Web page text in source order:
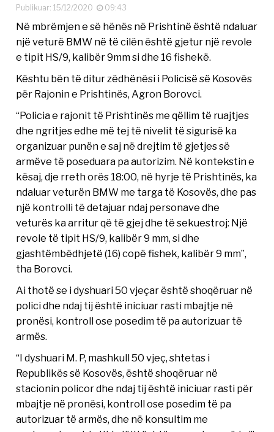
Publikuar: 15/12/2020
09:43
Në mbrëmjen e së hënës në Prishtinë është ndaluar
një veturë BMW në të cilën është gjetur një revole
e tipit HS/9, kalibër 9mm si dhe 16 fishekë.
Kështu bën të ditur zëdhënësi i Policisë së Kosovës
për Rajonin e Prishtinës, Agron Borovci.
“Policia e rajonit të Prishtinës me qëllim të ruajtjes
dhe ngritjes edhe më tej të nivelit të sigurisë ka
organizuar punën e saj në drejtim të gjetjes së
armëve të poseduara pa autorizim. Në kontekstin e
kësaj, dje rreth orës 18:00, në hyrje të Prishtinës, ka
ndaluar veturën BMW me targa të Kosovës, dhe pas
një kontrolli të detajuar ndaj personave dhe
veturës ka arritur që të gjej dhe të sekuestroj: Një
revole të tipit HS/9, kalibër 9 mm, si dhe
gjashtëmbëdhjetë (16) copë fishek, kalibër 9 mm”,
tha Borovci.
Ai thotë se i dyshuari 50 vjeçar është shoqëruar në
polici dhe ndaj tij është iniciuar rasti mbajtje në
pronësi, kontroll ose posedim të pa autorizuar të
armës.
“I dyshuari M. P, mashkull 50 vjeç, shtetas i
Republikës së Kosovës, është shoqëruar në
stacionin policor dhe ndaj tij është iniciuar rasti për
mbajtje në pronësi, kontroll ose posedim të pa
autorizuar të armës, dhe në konsultim me